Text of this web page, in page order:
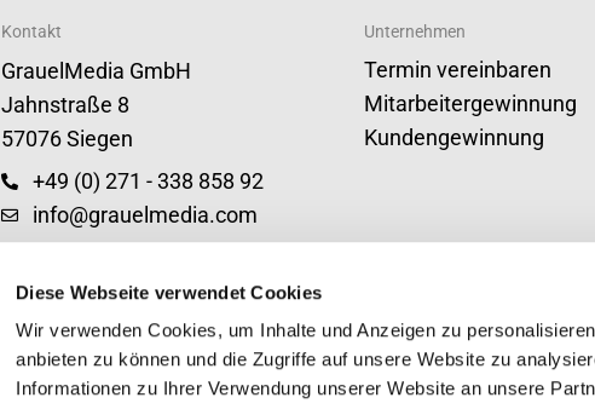
Diese Webseite verwendet Cookies
Wir verwenden Cookies, um Inhalte und Anzeigen zu
anbieten zu können und die Zugriffe auf unsere Website zu
Informationen zu Ihrer Verwendung unserer Website an unsere
Kontakt
GrauelMedia GmbH
Jahnstraße 8
57076 Siegen
+49 (0) 271 - 338 858 92
info@grauelmedia.com
Unternehmen
Termin vereinbaren
Mitarbeitergewinnung
Kundengewinnung